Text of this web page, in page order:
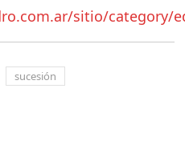
sitio/category/
sucesión